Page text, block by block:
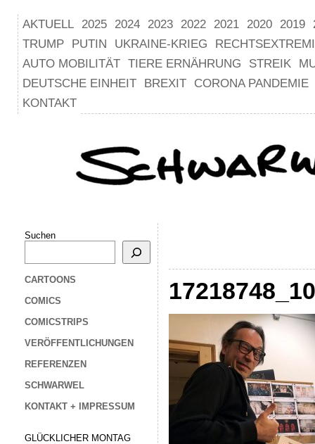
AKTUELL 2025 2024 2023 2022 2021 2020 2019
TRUMP
PUTIN UKRAINE-KRIEG
AUTO MOBILITÄT TIERE ERNÄHRUNG STREIK
DEUTSCHE EINHEIT
BREXIT
CORONA PANDEMIE
KONTAKT
Suchen
CARTOONS
COMICS
COMICSTRIPS
VERÖFFENTLICHUNGEN
REFERENZEN
SCHWARWEL
KONTAKT + IMPRESSUM
GLÜCKLICHER MONTAG